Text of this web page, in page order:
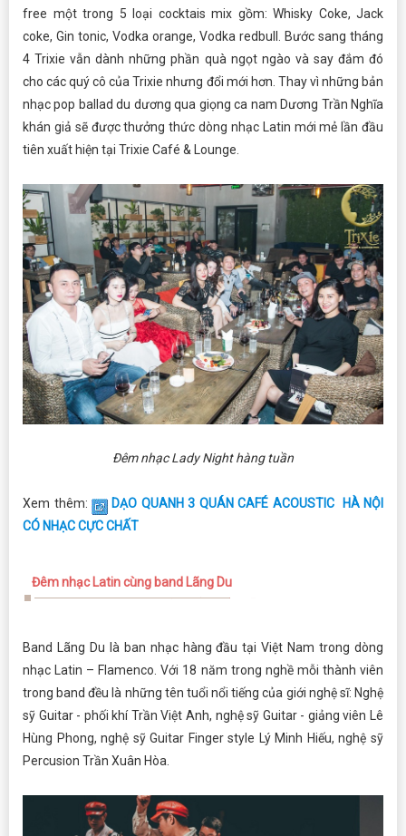
free một trong 5 loại cocktais mix gồm: Whisky Coke, Jack
coke, Gin tonic, Vodka orange, Vodka redbull. Bước sang tháng
4 Trixie vẫn dành những phần quà ngọt ngào và say đắm đó
cho các quý cô của Trixie nhưng đổi mới hơn. Thay vì những bản
nhạc pop ballad du dương qua giọng ca nam Dương Trần Nghĩa
khán giả sẽ được thưởng thức dòng nhạc Latin mới mẻ lần đầu
tiên xuất hiện tại Trixie Café & Lounge.
Đêm nhạc Lady Night hàng tuần
Xem thêm:
DẠO QUANH 3 QUÁN CAFÉ ACOUSTIC HÀ NỘI
CÓ NHẠC CỰC CHẤT
Đêm nhạc Latin cùng band Lãng Du
Band Lãng Du là ban nhạc hàng đầu tại Việt Nam trong dòng
nhạc Latin – Flamenco. Với 18 năm trong nghề mỗi thành viên
trong band đều là những tên tuổi nổi tiếng của giới nghệ sĩ: Nghệ
sỹ Guitar - phối khí Trần Việt Anh, nghệ sỹ Guitar - giảng viên Lê
Hùng Phong, nghệ sỹ Guitar Finger style Lý Minh Hiếu, nghệ sỹ
Percusion Trần Xuân Hòa.